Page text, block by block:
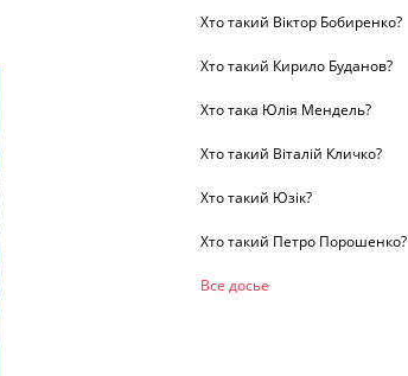
Хто такий Віктор Бобиренко?
Хто такий Кирило Буданов?
Хто така Юлія Мендель?
Хто такий Віталій Кличко?
Хто такий Юзік?
Хто такий Петро Порошенко?
Все досье